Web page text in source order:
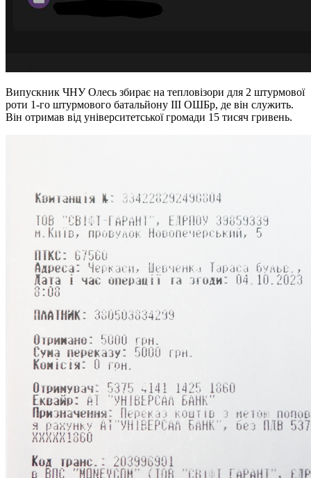
Випускник ЧНУ Олесь збирає на тепловізори для 2 штурмової
роти 1-го штурмового батальйону ІІІ ОШБр, де він служить.
Він отримав від університетської громади 15 тисяч гривень.